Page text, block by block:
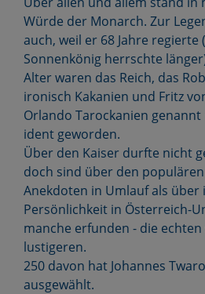
Würde der Monarch. Zur
auch, weil er 68 Jahre regierte
Sonnenkönig herrschte
Alter waren das Reich, das
ironisch Kakanien und Fritz
Orlando Tarockanien
ident geworden.
Über den Kaiser durfte nicht
doch sind über den
Anekdoten in Umlauf als über
Persönlichkeit in Österreich-
manche erfunden - die
lustigeren.
250 davon hat Johannes
ausgewählt.